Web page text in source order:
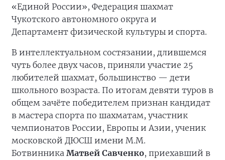
«Единой России», Федерация шахмат
Чукотского автономного округа и
Департамент физической культуры и спорта.
В интеллектуальном состязании, длившемся
чуть более двух часов, приняли участие 25
любителей шахмат, большинство — дети
школьного возраста. По итогам девяти туров в
общем зачёте победителем признан кандидат
в мастера спорта по шахматам, участник
чемпионатов России, Европы и Азии, ученик
московской ДЮСШ имени М.М.
Ботвинника Матвей Савченко, приехавший в